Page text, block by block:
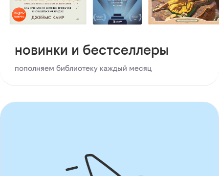
новинки и бестселлеры
пополняем библиотеку каждый месяц